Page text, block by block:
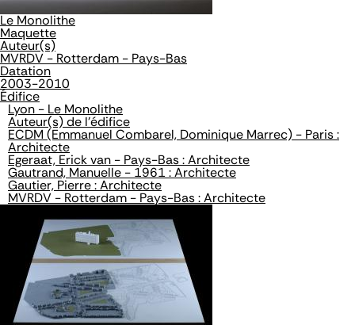
Le Monolithe
Maquette
Auteur(s)
MVRDV - Rotterdam - Pays-Bas
Datation
2003-2010
Édifice
Lyon - Le Monolithe
Auteur(s) de l'édifice
ECDM (Emmanuel Combarel, Dominique Marrec) - Paris :
Architecte
Egeraat, Erick van - Pays-Bas : Architecte
Gautrand, Manuelle - 1961 : Architecte
Gautier, Pierre : Architecte
MVRDV - Rotterdam - Pays-Bas : Architecte